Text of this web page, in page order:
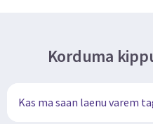
Korduma
Kas ma saan laenu varem